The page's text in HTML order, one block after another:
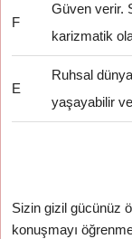
F
Güven verir.
karizmatik
E
Ruhsal
yaşayabilir
Sizin gizil gücünüz
konuşmayı